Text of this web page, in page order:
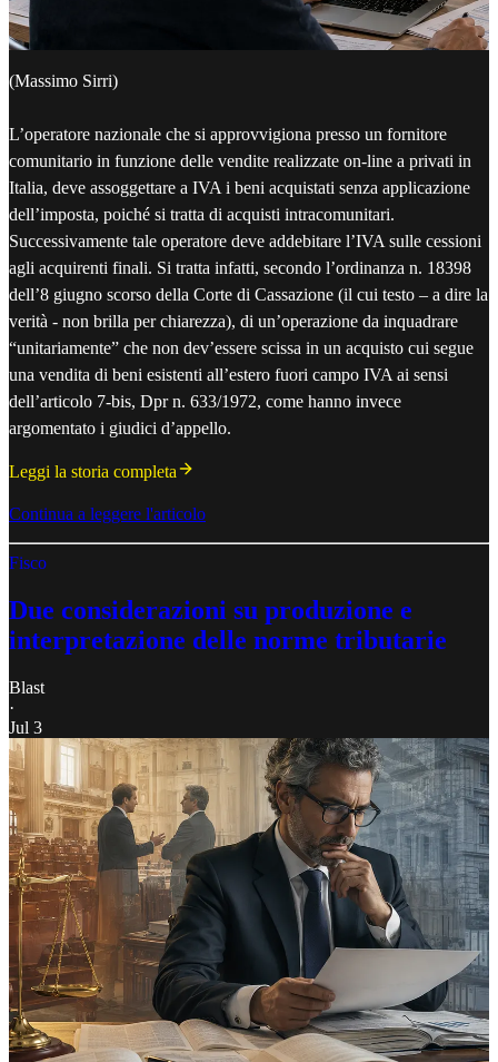
(Massimo Sirri)
L’operatore nazionale che si approvvigiona presso un fornitore
comunitario in funzione delle vendite realizzate on-line a privati in
Italia, deve assoggettare a IVA i beni acquistati senza applicazione
dell’imposta, poiché si tratta di acquisti intracomunitari.
Successivamente tale operatore deve addebitare l’IVA sulle cessioni
agli acquirenti finali. Si tratta infatti, secondo l’ordinanza n. 18398
dell’8 giugno scorso della Corte di Cassazione (il cui testo – a dire la
verità - non brilla per chiarezza), di un’operazione da inquadrare
“unitariamente” che non dev’essere scissa in un acquisto cui segue
una vendita di beni esistenti all’estero fuori campo IVA ai sensi
dell’articolo 7-bis, Dpr n. 633/1972, come hanno invece
argomentato i giudici d’appello.
Leggi la storia completa
Continua a leggere l'articolo
Fisco
Due considerazioni su produzione e
interpretazione delle norme tributarie
Blast
·
Jul 3